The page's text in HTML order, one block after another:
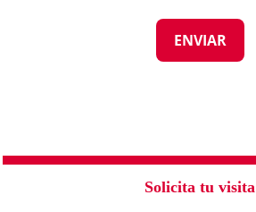
Solicita tu visita